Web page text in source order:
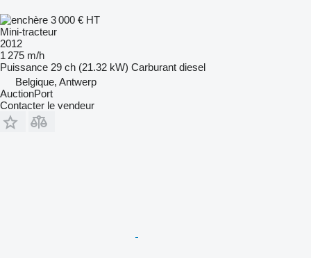
3 000 € HT
Mini-tracteur
2012
1 275 m/h
Puissance 29 ch (21.32 kW) Carburant diesel
Belgique, Antwerp
AuctionPort
Contacter le vendeur